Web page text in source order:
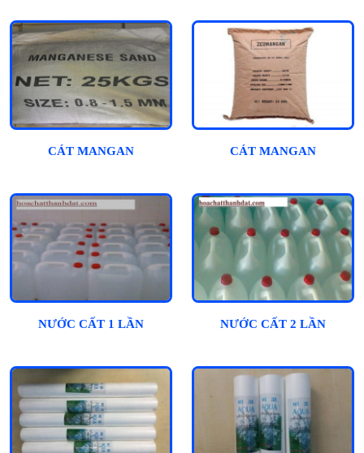
CÁT MANGAN CÁT MANGAN
NƯỚC CẤT 1 LẦN NƯỚC CẤT 2 LẦN